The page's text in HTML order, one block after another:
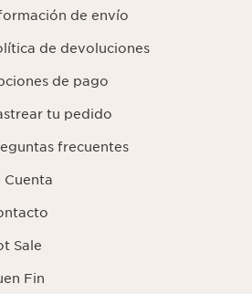
de envío
de devoluciones
de pago
tu pedido
frecuentes
Cuenta
Sale
Fin